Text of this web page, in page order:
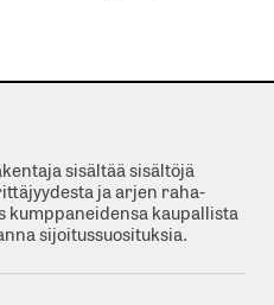
sisältää sisältöjä
ja arjen raha-
kumppaneidensa kaupallista
sijoitussuosituksia.